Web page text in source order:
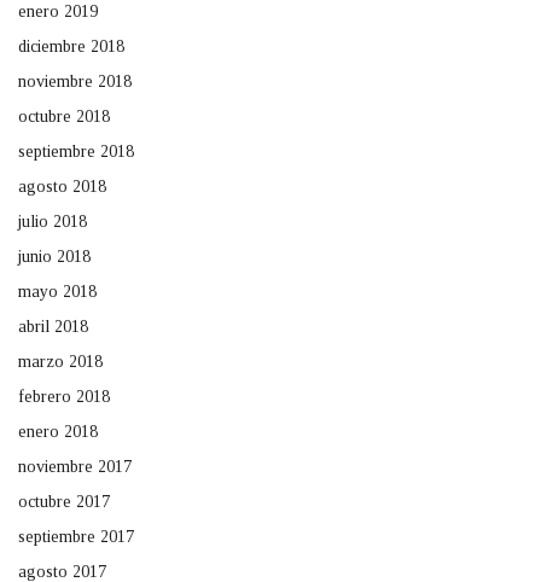
enero 2019
diciembre 2018
noviembre 2018
octubre 2018
septiembre 2018
agosto 2018
julio 2018
junio 2018
mayo 2018
abril 2018
marzo 2018
febrero 2018
enero 2018
noviembre 2017
octubre 2017
septiembre 2017
agosto 2017